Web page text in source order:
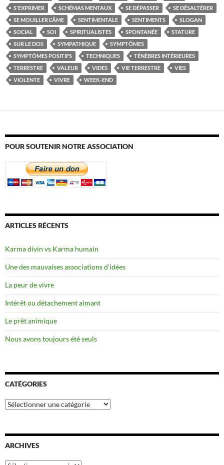
S'EXPRIMER
SCHÉMAS MENTAUX SE DÉPASSER
SE DÉSALTÉRER
SE MOUILLER L'ÂME
SENTIMENTALE SENTIMENTS
SLOGAN
SOCIAL
SOI SPIRITUALISTES SPONTANÉE
STATURE
SUR LE DOS
SYMPATHIQUE
SYMPTÔMES
SYMPTÔMES POSITIFS
TECHNIQUES
TÉNÈBRES INTÉRIEURES
TERRESTRE
VALEUR VIDES VIE TERRESTRE
VIES
VIOLENTE
VIVRE WEEK-END
POUR SOUTENIR NOTRE ASSOCIATION
ARTICLES RÉCENTS
Karma divin vs Karma humain
Une des mauvaises associations d’idées
La peur de vivre
Intérêt ou détachement aimant
Le prêt animique
Nous avons toujours été seuls
CATÉGORIES
Catégories
ARCHIVES